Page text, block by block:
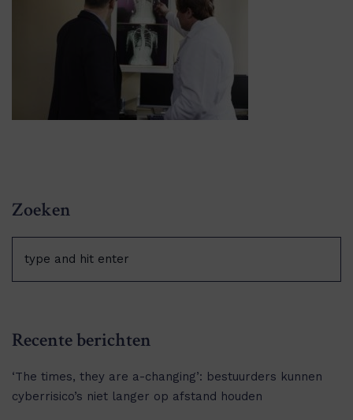
Zoeken
Recente berichten
‘The times, they are a-changing’: bestuurders kunnen
cyberrisico’s niet langer op afstand houden